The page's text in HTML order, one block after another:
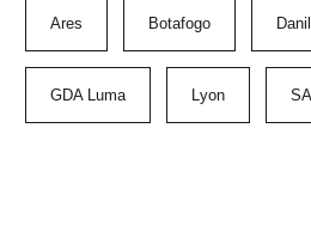
Ares Botafogo
GDA Luma Lyon